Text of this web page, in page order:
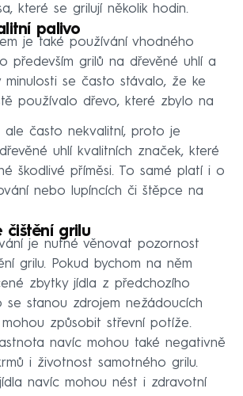
které se grilují několik hodin.
palivo
je také používání vhodného
především grilů na dřevěné uhlí a
se často stávalo, že ke
používalo dřevo, které zbylo na
ale často nekvalitní, proto je
uhlí kvalitních značek, které
škodlivé příměsi. To samé platí i o
nebo lupíncích či štěpce na
čištění grilu
je nutné věnovat pozornost
grilu. Pokud bychom na něm
zbytky jídla z předchozího
se stanou zdrojem nežádoucích
způsobit střevní potíže.
navíc mohou také negativně
i životnost samotného grilu.
navíc mohou nést i zdravotní